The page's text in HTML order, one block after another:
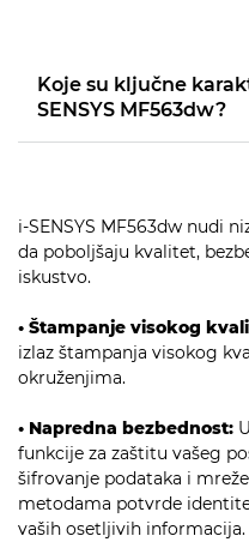
Koje su ključne
SENSYS MF563dw?
i-SENSYS MF563dw nudi
da poboljšaju kvalitet,
iskustvo.
• Štampanje visokog
izlaz štampanja visokog
okruženjima.
• Napredna bezbednost:
funkcije za zaštitu vašeg
šifrovanje podataka i
metodama potvrde
vaših osetljivih informacija.